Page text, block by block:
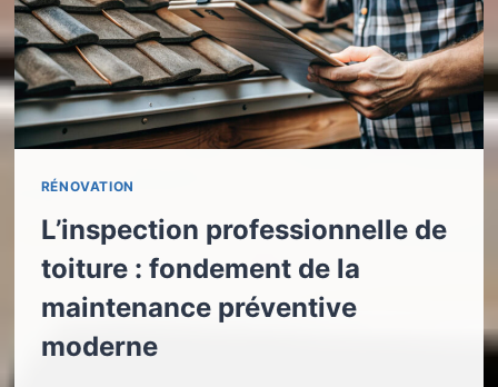
RÉNOVATION
L’inspection professionnelle de
toiture : fondement de la
maintenance préventive
moderne